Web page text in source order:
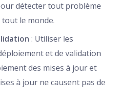
détecter tout problème
tout le monde.
: Utiliser les
et de validation
des mises à jour et
à jour ne causent pas de